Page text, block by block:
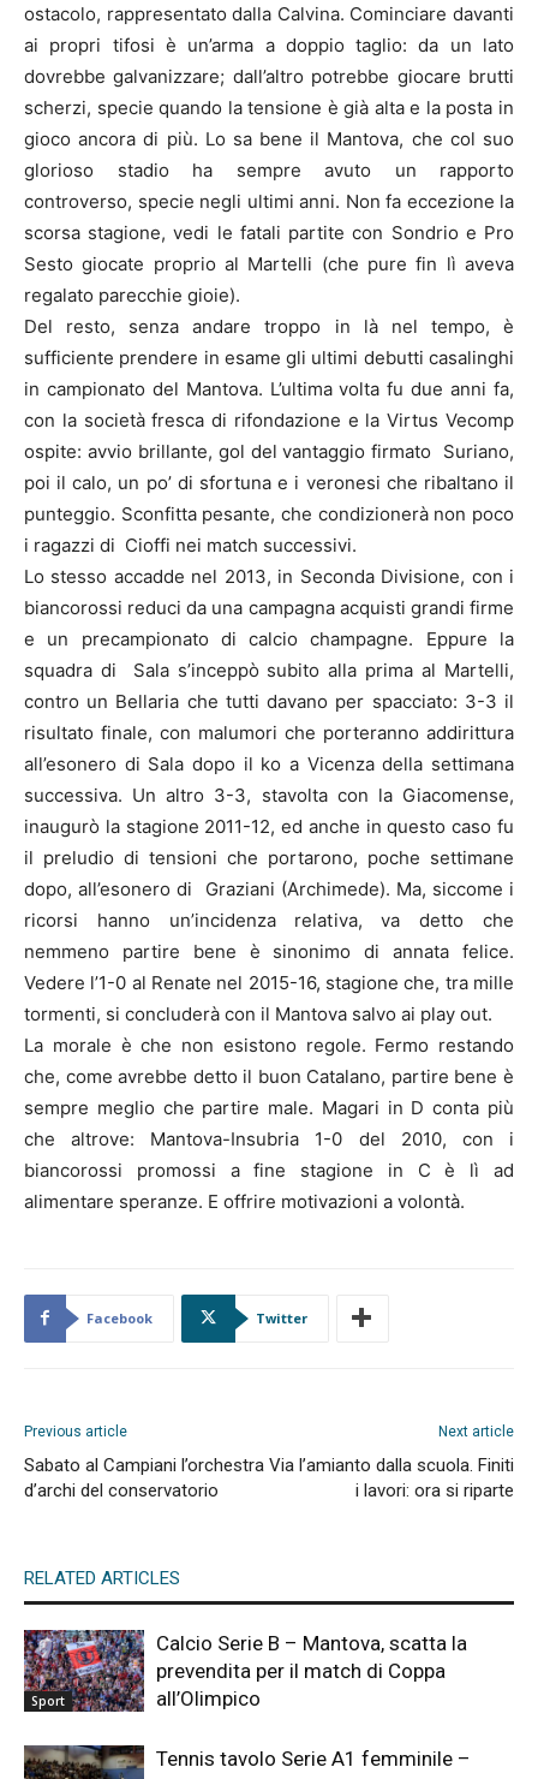
ostacolo, rappresentato dalla Calvina. Cominciare davanti
ai propri tifosi è un’arma a doppio taglio: da un lato
dovrebbe galvanizzare; dall’altro potrebbe giocare brutti
scherzi, specie quando la tensione è già alta e la posta in
gioco ancora di più. Lo sa bene il Mantova, che col suo
glorioso stadio ha sempre avuto un rapporto
controverso, specie negli ultimi anni. Non fa eccezione la
scorsa stagione, vedi le fatali partite con Sondrio e Pro
Sesto giocate proprio al Martelli (che pure fin lì aveva
regalato parecchie gioie).
Del resto, senza andare troppo in là nel tempo, è
sufficiente prendere in esame gli ultimi debutti casalinghi
in campionato del Mantova. L’ultima volta fu due anni fa,
con la società fresca di rifondazione e la Virtus Vecomp
ospite: avvio brillante, gol del vantaggio firmato Suriano,
poi il calo, un po’ di sfortuna e i veronesi che ribaltano il
punteggio. Sconfitta pesante, che condizionerà non poco
i ragazzi di Cioffi nei match successivi.
Lo stesso accadde nel 2013, in Seconda Divisione, con i
biancorossi reduci da una campagna acquisti grandi firme
e un precampionato di calcio champagne. Eppure la
squadra di Sala s’inceppò subito alla prima al Martelli,
contro un Bellaria che tutti davano per spacciato: 3-3 il
risultato finale, con malumori che porteranno addirittura
all’esonero di Sala dopo il ko a Vicenza della settimana
successiva. Un altro 3-3, stavolta con la Giacomense,
inaugurò la stagione 2011-12, ed anche in questo caso fu
il preludio di tensioni che portarono, poche settimane
dopo, all’esonero di Graziani (Archimede). Ma, siccome i
ricorsi hanno un’incidenza relativa, va detto che
nemmeno partire bene è sinonimo di annata felice.
Vedere l’1-0 al Renate nel 2015-16, stagione che, tra mille
tormenti, si concluderà con il Mantova salvo ai play out.
La morale è che non esistono regole. Fermo restando
che, come avrebbe detto il buon Catalano, partire bene è
sempre meglio che partire male. Magari in D conta più
che altrove: Mantova-Insubria 1-0 del 2010, con i
biancorossi promossi a fine stagione in C è lì ad
alimentare speranze. E offrire motivazioni a volontà.
Facebook Twitter
Previous article
Sabato al Campiani l’orchestra
d’archi del conservatorio
Next article
Via l’amianto dalla scuola. Finiti
i lavori: ora si riparte
RELATED ARTICLES
Sport
Calcio Serie B – Mantova, scatta la
prevendita per il match di Coppa
all’Olimpico
Tennis tavolo Serie A1 femminile –